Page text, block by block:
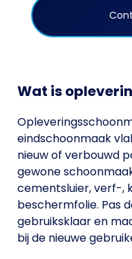
Wat is
eindschoonmaak
nieuw of verbouwd
gewone
cementsluier, verf-,
beschermfolie. Pas
gebruiksklaar en
bij de nieuwe